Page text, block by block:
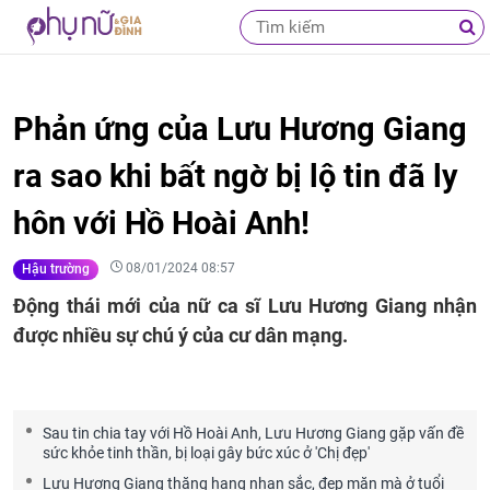
Phản ứng của Lưu Hương Giang
ra sao khi bất ngờ bị lộ tin đã ly
hôn với Hồ Hoài Anh!
Hậu trường 08/01/2024 08:57
Động thái mới của nữ ca sĩ Lưu Hương Giang nhận
được nhiều sự chú ý của cư dân mạng.
Sau tin chia tay với Hồ Hoài Anh, Lưu Hương Giang gặp vấn đề
sức khỏe tinh thần, bị loại gây bức xúc ở 'Chị đẹp'
Lưu Hương Giang thăng hạng nhan sắc, đẹp mặn mà ở tuổi